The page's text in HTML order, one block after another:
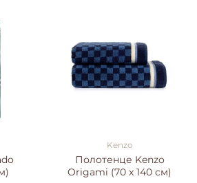
Kenzo
Полотенце Kenzo
Origami (70 x 140 см)